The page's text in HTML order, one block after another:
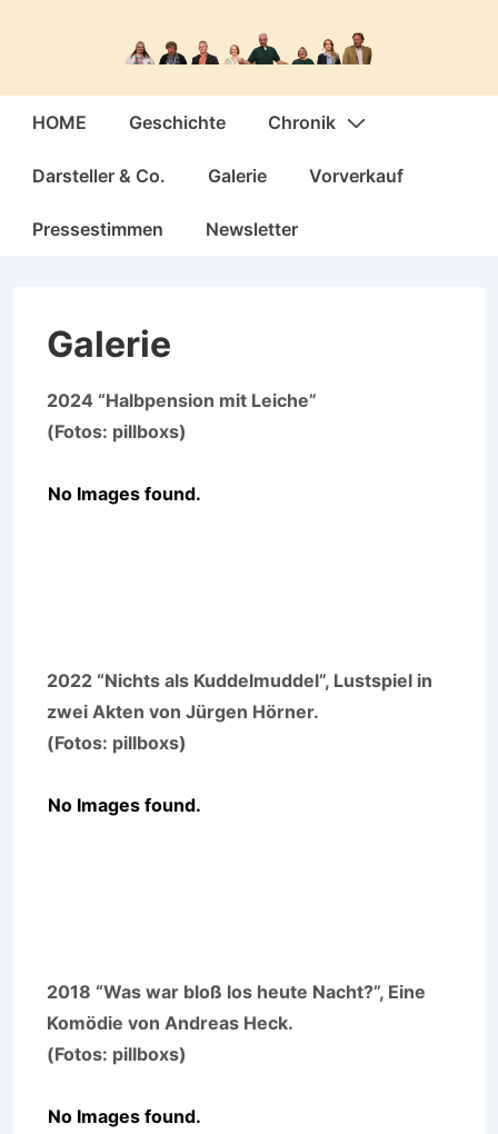
Hauptnavigation
HOME Geschichte Chronik
Darsteller & Co. Galerie Vorverkauf
Pressestimmen Newsletter
Galerie
2024 “Halbpension mit Leiche”
(Fotos: pillboxs)
No Images found.
2022 “Nichts als Kuddelmuddel”, Lustspiel in
zwei Akten von Jürgen Hörner.
(Fotos: pillboxs)
No Images found.
2018 “Was war bloß los heute Nacht?”, Eine
Komödie von Andreas Heck.
(Fotos: pillboxs)
No Images found.